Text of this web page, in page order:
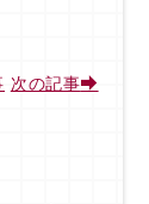
次の記事